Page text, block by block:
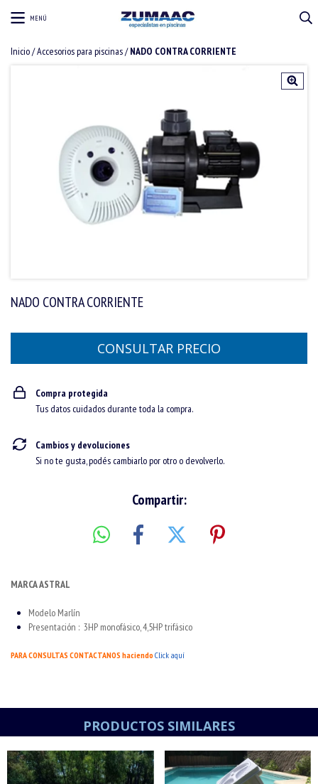
MENÚ
Inicio/Accesorios para piscinas/ NADO CONTRA CORRIENTE
NADO CONTRA CORRIENTE
Compra protegida
Tus datos cuidados durante toda la compra.
Cambios y devoluciones
Si no te gusta, podés cambiarlo por otro o devolverlo.
Compartir:
MARCA ASTRAL
Modelo Marlín
Presentación : 3HP monofásico, 4,5HP trifásico
PARA CONSULTAS CONTACTANOS haciendo Click aquí
PRODUCTOS SIMILARES